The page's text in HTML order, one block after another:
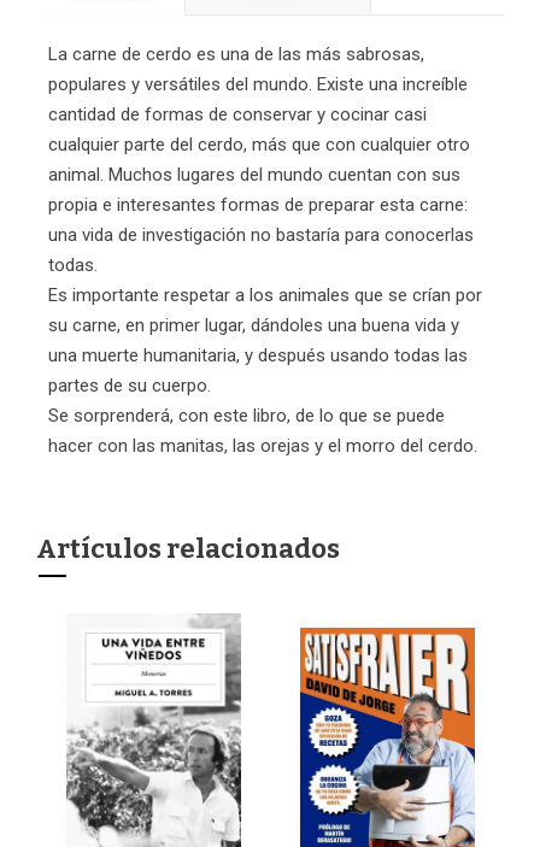
La carne de cerdo es una de las más sabrosas,
populares y versátiles del mundo. Existe una increíble
cantidad de formas de conservar y cocinar casi
cualquier parte del cerdo, más que con cualquier otro
animal. Muchos lugares del mundo cuentan con sus
propia e interesantes formas de preparar esta carne:
una vida de investigación no bastaría para conocerlas
todas.
Es importante respetar a los animales que se crían por
su carne, en primer lugar, dándoles una buena vida y
una muerte humanitaria, y después usando todas las
partes de su cuerpo.
Se sorprenderá, con este libro, de lo que se puede
hacer con las manitas, las orejas y el morro del cerdo.
Artículos relacionados